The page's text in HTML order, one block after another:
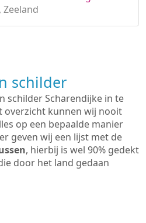
Zeeland
schilder
schilder Scharendijke in te
overzicht kunnen wij nooit
op een bepaalde manier
geven wij een lijst met de
, hierbij is wel 90% gedekt
door het land gedaan